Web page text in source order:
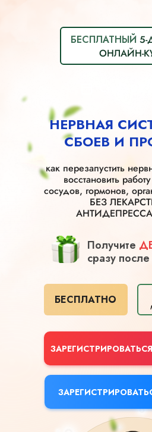
БЕСПЛАТНЫЙ5-
ОНЛАЙН-
НЕРВНАЯ
СБОЕВ И
БЕСПЛАТНО
Старт
как перезапустить
восстановить
сосудов, гормонов,
БЕЗ
Получите
сразу
ЗАРЕГИСТРИРОВАТЬСЯ